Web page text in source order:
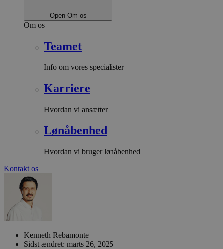
Open Om os
Om os
Teamet
Info om vores specialister
Karriere
Hvordan vi ansætter
Lønåbenhed
Hvordan vi bruger lønåbenhed
Kontakt os
Kenneth Rebamonte
Sidst ændret: marts 26, 2025